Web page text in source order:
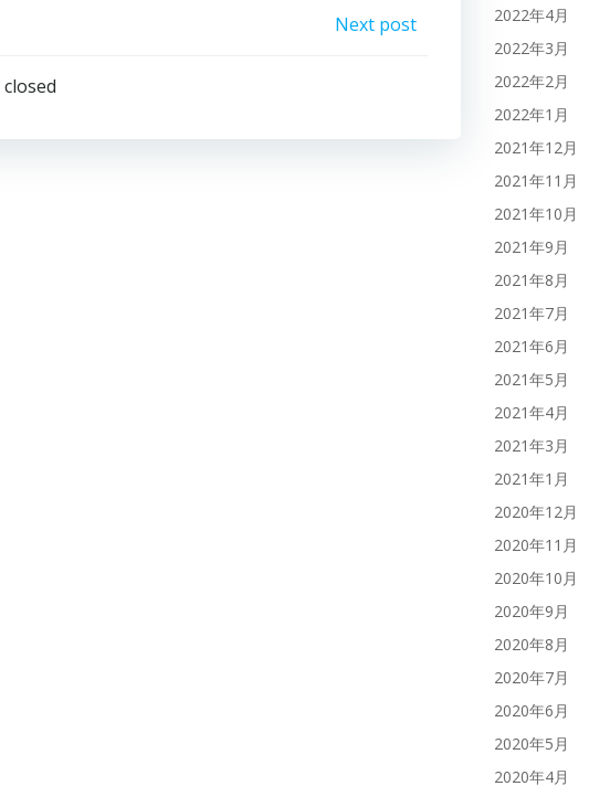
Next post
2022年4月
2022年3月
2022年2月
2022年1月
2021年12月
2021年11月
2021年10月
2021年9月
2021年8月
2021年7月
2021年6月
2021年5月
2021年4月
2021年3月
2021年1月
2020年12月
2020年11月
2020年10月
2020年9月
2020年8月
2020年7月
2020年6月
2020年5月
2020年4月